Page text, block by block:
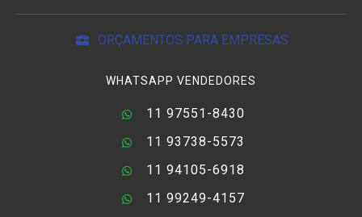
ORÇAMENTOS PARA EMPRESAS
WHATSAPP VENDEDORES
11 97551-8430
11 93738-5573
11 94105-6918
11 99249-4157